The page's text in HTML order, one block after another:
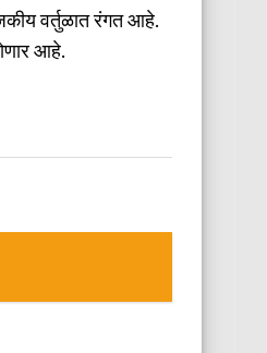
वर्तुळात रंगत आहे.
आहे.